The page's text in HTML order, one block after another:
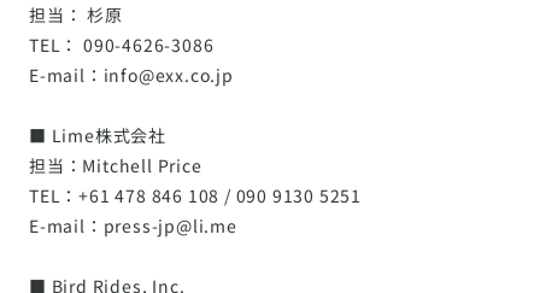
担当： 杉原
TEL： 090-4626-3086
E-mail：info@exx.co.jp
■ Lime株式会社
担当：Mitchell Price
TEL：+61 478 846 108 / 090 9130 5251
E-mail：press-jp@li.me
■ Bird Rides, Inc.